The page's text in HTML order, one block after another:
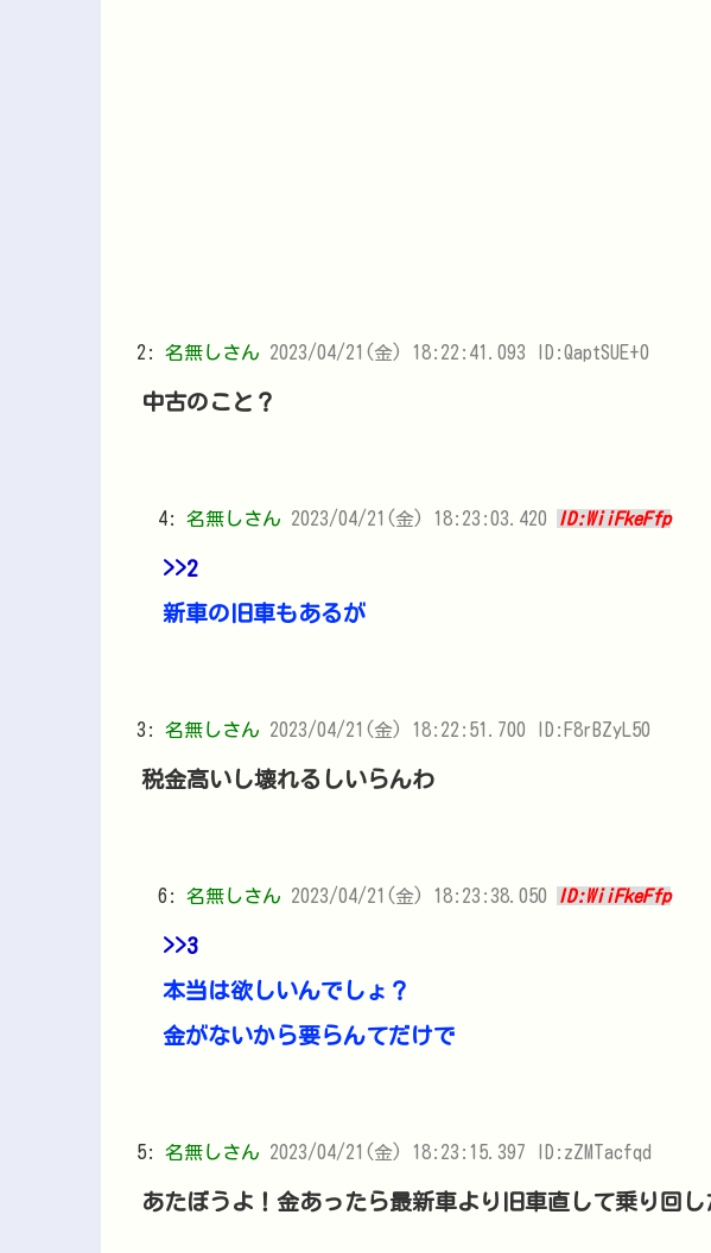
2: 名無しさん 2023/04/21(金) 18:22:41.093 ID:QaptSUE+0
中古のこと？
4: 名無しさん 2023/04/21(金) 18:23:03.420 ID:WiiFkeFfp
>>2
新車の旧車もあるが
3: 名無しさん 2023/04/21(金) 18:22:51.700 ID:F8rBZyL50
税金高いし壊れるしいらんわ
6: 名無しさん 2023/04/21(金) 18:23:38.050 ID:WiiFkeFfp
>>3
本当は欲しいんでしょ？
金がないから要らんてだけで
5: 名無しさん 2023/04/21(金) 18:23:15.397 ID:zZMTacfqd
あたぼうよ！金あったら最新車より旧車直して乗り回し